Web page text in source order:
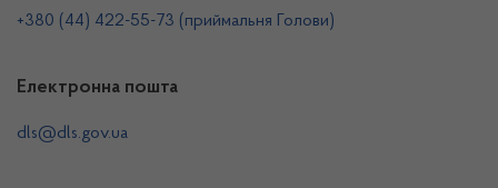
+380 (44) 422-55-73 (приймальня Голови)
Електронна пошта
dls@dls.gov.ua